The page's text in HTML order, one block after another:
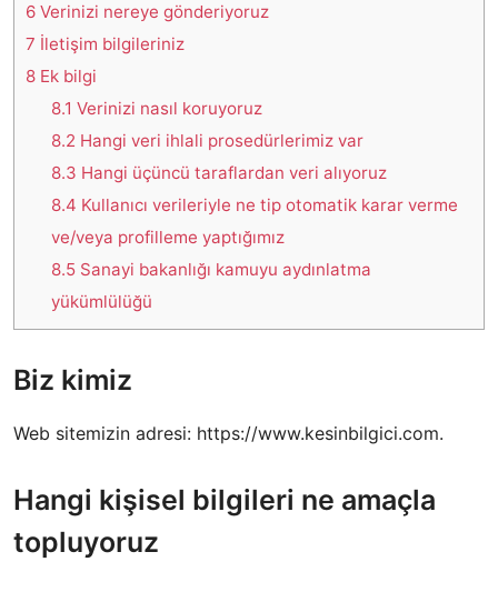
6 Verinizi nereye gönderiyoruz
7 İletişim bilgileriniz
8 Ek bilgi
8.1 Verinizi nasıl koruyoruz
8.2 Hangi veri ihlali prosedürlerimiz var
8.3 Hangi üçüncü taraflardan veri alıyoruz
8.4 Kullanıcı verileriyle ne tip otomatik karar verme
ve/veya profilleme yaptığımız
8.5Sanayi bakanlığı kamuyu aydınlatma
yükümlülüğü
Biz kimiz
Web sitemizin adresi: https://www.kesinbilgici.com.
Hangi kişisel bilgileri ne amaçla
topluyoruz